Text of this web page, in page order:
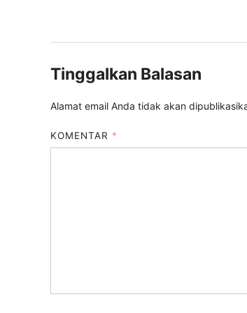
Tinggalkan Balasan
Alamat email Anda tidak akan
KOMENTAR *